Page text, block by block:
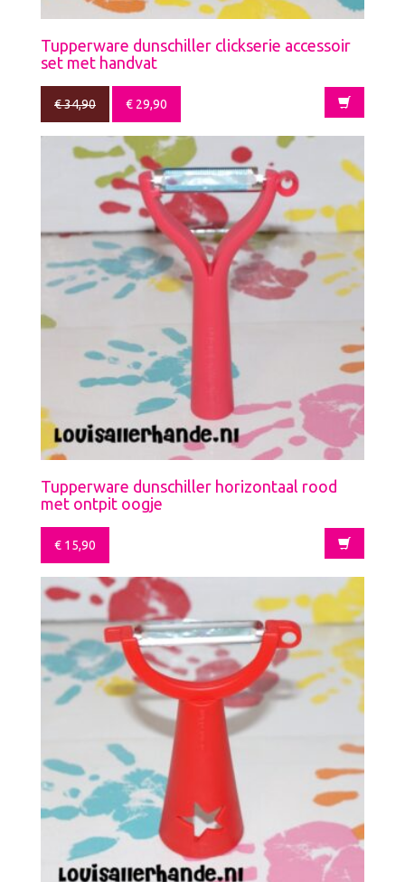
Tupperware dunschiller clickserie accessoir
set met handvat
€34,90 € 29,90
Tupperware dunschiller horizontaal rood
met ontpit oogje
€ 15,90